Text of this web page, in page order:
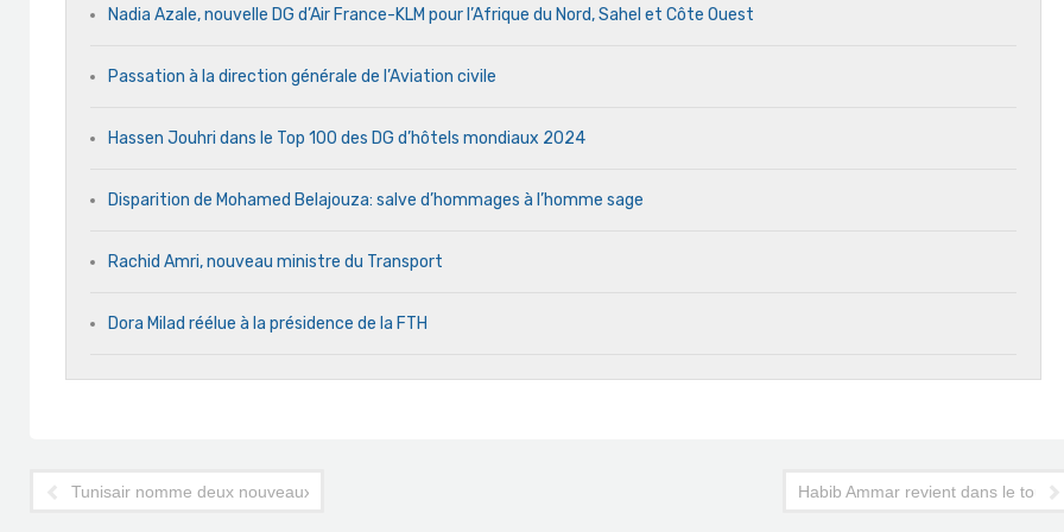
Nadia Azale, nouvelle DG d’Air France-KLM pour l’Afrique du Nord, Sahel et Côte Ouest
Passation à la direction générale de l’Aviation civile
Hassen Jouhri dans le Top 100 des DG d’hôtels mondiaux 2024
Disparition de Mohamed Belajouza: salve d’hommages à l’homme sage
Rachid Amri, nouveau ministre du Transport
Dora Milad réélue à la présidence de la FTH
Tunisair nomme deux nouveaux représentants à l'étranger Habib Ammar revient dans le